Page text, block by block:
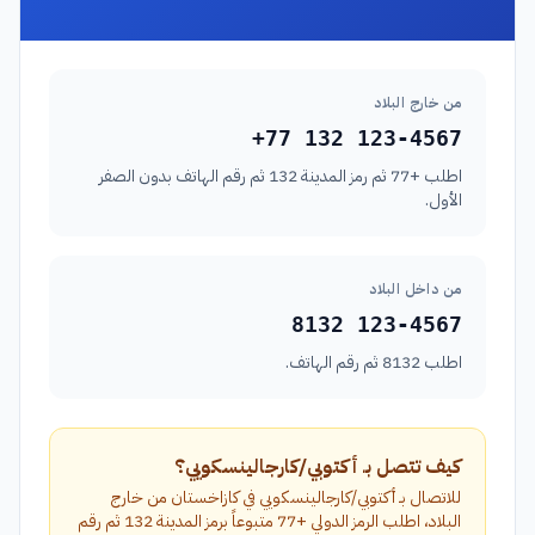
من خارج البلاد
+77 132 123-4567
اطلب +77 ثم رمز المدينة 132 ثم رقم الهاتف بدون الصفر
الأول.
من داخل البلاد
8132 123-4567
اطلب 8132 ثم رقم الهاتف.
كيف تتصل بـ أكتوبي/كارجالينسكويي؟
للاتصال بـ أكتوبي/كارجالينسكويي في كازاخستان من خارج
البلاد، اطلب الرمز الدولي +77 متبوعاً برمز المدينة 132 ثم رقم